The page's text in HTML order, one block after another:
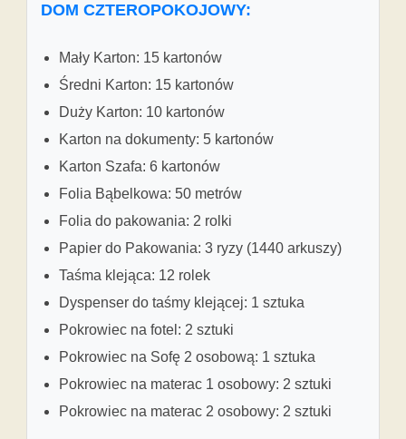
DOM CZTEROPOKOJOWY:
Mały Karton: 15 kartonów
Średni Karton: 15 kartonów
Duży Karton: 10 kartonów
Karton na dokumenty: 5 kartonów
Karton Szafa: 6 kartonów
Folia Bąbelkowa: 50 metrów
Folia do pakowania: 2 rolki
Papier do Pakowania: 3 ryzy (1440 arkuszy)
Taśma klejąca: 12 rolek
Dyspenser do taśmy klejącej: 1 sztuka
Pokrowiec na fotel: 2 sztuki
Pokrowiec na Sofę 2 osobową: 1 sztuka
Pokrowiec na materac 1 osobowy: 2 sztuki
Pokrowiec na materac 2 osobowy: 2 sztuki